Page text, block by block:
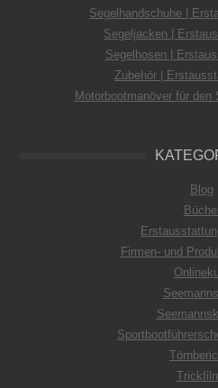
Segelhandschuhe |
Segeljacken |
Segelhosen |
Zubehör |
Motorbootmanöver für den
Blog
Firmen- und